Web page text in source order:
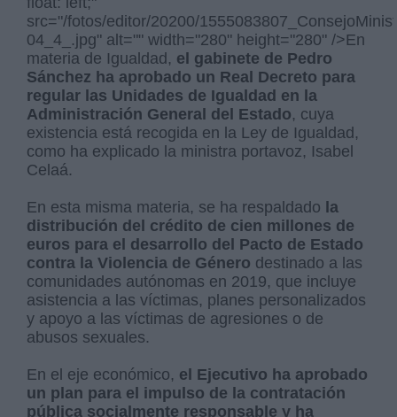
src="/fotos/editor/20200/
04_4_.jpg" alt="" width="280" height="280" />En
materia de Igualdad, el gabinete de Pedro
Sánchez ha aprobado un Real Decreto para
regular las Unidades de Igualdad en la
Administración General del Estado, cuya
existencia está recogida en la Ley de Igualdad,
como ha explicado la ministra portavoz, Isabel
Celaá.
En esta misma materia, se ha respaldado la
distribución del crédito de cien millones de
euros para el desarrollo del Pacto de Estado
contra la Violencia de Género destinado a las
comunidades autónomas en 2019, que incluye
asistencia a las víctimas, planes personalizados
y apoyo a las víctimas de agresiones o de
abusos sexuales.
En el eje económico, el Ejecutivo ha aprobado
un plan para el impulso de la contratación
pública socialmente responsable y ha